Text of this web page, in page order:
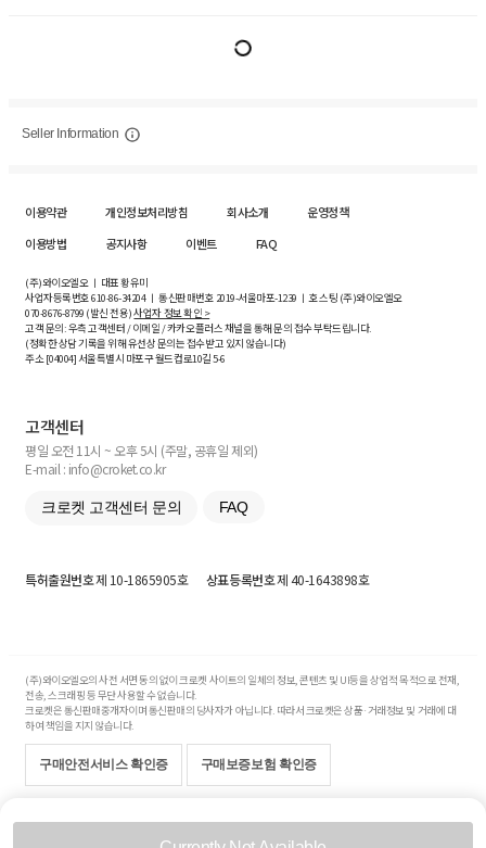
Seller Information
이용약관 개인정보처리방침 회사소개
운영정책
이용방법
공지사항 이벤트 FAQ
(주)와이오엘오 ㅣ 대표 황유미
사업자등록번호610-86-34204ㅣ 통신판매번호 2019-서울마포-1239 ㅣ 호스팅 (주)와이오엘오
070-8676-8799 (발신 전용)사업자 정보 확인 >
고객 문의: 우측 고객센터 / 이메일 / 카카오플러스 채널을 통해 문의 접수 부탁드립니다.
(정확한 상담 기록을 위해 유선상 문의는 접수받고 있지 않습니다)
주소 [04004] 서울특별시 마포구 월드컵로10길5-6
고객센터
평일 오전 11시 ~ 오후 5시 (주말, 공휴일 제외)
E-mail : info@croket.co.kr
크로켓 고객센터 문의 FAQ
특허출원번호제 10-1865905호 상표등록번호제 40-1643898호
(주)와이오엘오의 사전 서면 동의 없이 크로켓 사이트의 일체의 정보, 콘텐츠 및 UI등을 상업적 목적으로 전재,
전송, 스크래핑 등 무단 사용할 수 없습니다.
크로켓은 통신판매중개자이며 통신판매의 당사자가 아닙니다. 따라서 크로켓은 상품·거래정보 및 거래에 대
하여 책임을 지지 않습니다.
구매안전서비스 확인증 구매보증보험 확인증